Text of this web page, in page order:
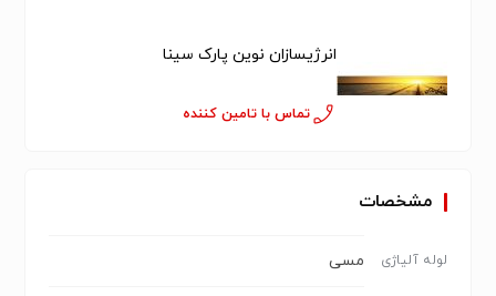
انرژیسازان نوین پارک سینا
تماس با تامین کننده
مشخصات
لوله آلیاژی مسی